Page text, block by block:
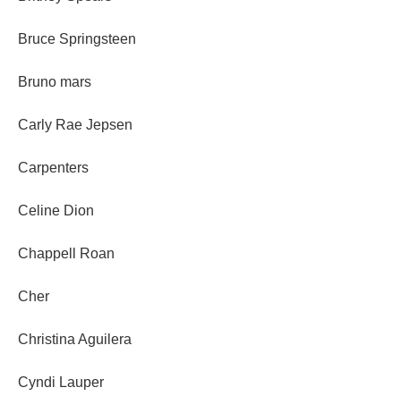
Bruce Springsteen
Bruno mars
Carly Rae Jepsen
Carpenters
Celine Dion
Chappell Roan
Cher
Christina Aguilera
Cyndi Lauper